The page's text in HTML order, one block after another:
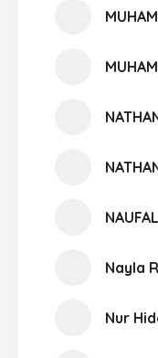
Nayla
Nur